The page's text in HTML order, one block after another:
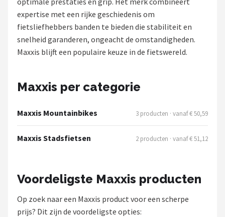
Shop
POPULAIRE MERKEN
Basil
Volare
BBB Cycling
Schwalbe
expertise met een rijke geschiedenis om
fietsliefhebbers banden te bieden die stabiliteit en
snelheid garanderen, ongeacht de omstandigheden.
Maxxis blijft een populaire keuze in de fietswereld.
Maxxis per categorie
Maxxis Mountainbikes 3 producten · vanaf € 50,59
Maxxis Stadsfietsen 2 producten · vanaf € 51,12
Voordeligste Maxxis producten
Op zoek naar een Maxxis product voor een scherpe
prijs? Dit zijn de voordeligste opties: